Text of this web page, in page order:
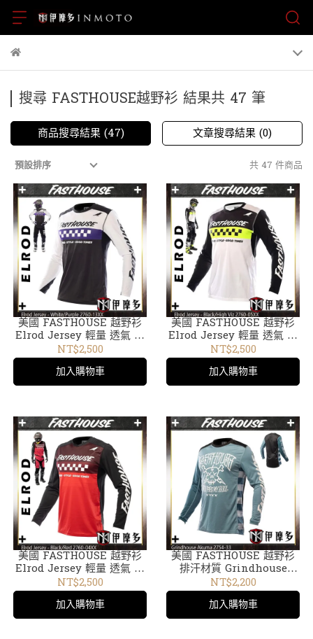
搜尋 FASTHOUSE越野衫 結果共 47 筆
商品搜尋結果 (47) 文章搜尋結果 (0)
預設排序 共 47 件商品
美國 FASTHOUSE 越野衫
Elrod Jersey 輕量 透氣 頂
款比賽車衣 2760-13XX 。白
紫
NT$2,500
加入購物車
美國 FASTHOUSE 越野衫
Elrod Jersey 輕量 透氣 頂
款比賽車衣 2760-05XX 黑
螢黃
NT$2,500
加入購物車
美國 FASTHOUSE 越野衫
Elrod Jersey 輕量 透氣 頂
款比賽車衣 2760-04XX 。
黑紅
NT$2,500
加入購物車
美國 FASTHOUSE 越野衫
排汗材質 Grindhouse
Akuma 2754-33靛藍
NT$2,200
加入購物車